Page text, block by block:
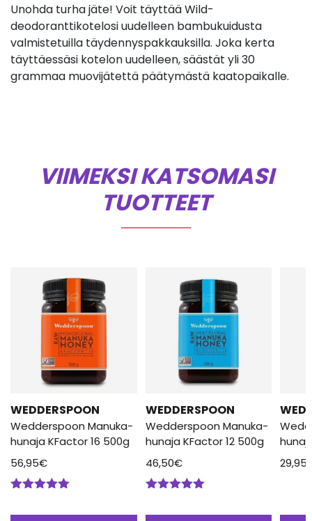
Unohda turha jäte! Voit täyttää Wild-
deodoranttikotelosi uudelleen bambukuidusta
valmistetuilla täydennyspakkauksilla. Joka kerta
täyttäessäsi kotelon uudelleen, säästät yli 30
grammaa muovijätettä päätymästä kaatopaikalle.
VIIMEKSI KATSOMASI
TUOTTEET
WEDDERSPOON
Wedderspoon Manuka-
hunaja KFactor 16 500g
56,95€
WEDDERSPOON
Wedderspoon Manuka-
hunaja KFactor 12 500g
46,50€
29,95